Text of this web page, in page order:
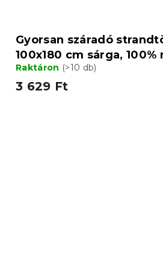
Gyorsan száradó
100x180 cm sárga,
Raktáron (>10 db)
3 629 Ft